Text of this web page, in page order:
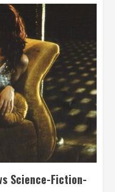
Science-Fiction-